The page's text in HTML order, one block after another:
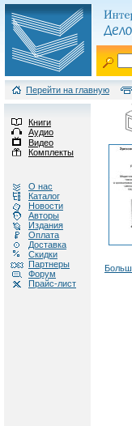
Перейти на главную
Книги
Аудио
Видео
Комплекты
О нас
Каталог
Новости
Авторы
Издания
Оплата
Доставка
Скидки
Партнеры
Форум
Прайс-лист